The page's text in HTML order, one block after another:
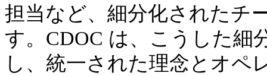
担当など、細分化されたチ
す。CDOC は、こうした細
し、統一された理念とオペ